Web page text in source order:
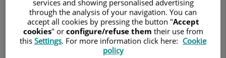
índice de masa corporal (IMC) que tenga una persona. Este
valor se calcula dividiendo el peso en kilogramos entre la
altura en metros al cuadrado. Se considera obesidad mórbida
cuando el IMC es igual o superior a 40 kg/m2.
Los efectos de la obesidad mórbida en el organismopueden
services and showing personalised advertising
through the analysis of your navigation. You can
accept all cookies by pressing the button "Accept
cookies" or configure/refuse them their use from
this Settings. For more information click here: Cookie
policy